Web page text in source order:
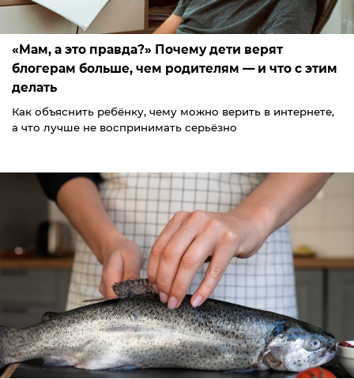
«Мам, а это правда?» Почему дети верят
блогерам больше, чем родителям — и что с этим
делать
Как объяснить ребёнку, чему можно верить в интернете,
а что лучше не воспринимать серьёзно